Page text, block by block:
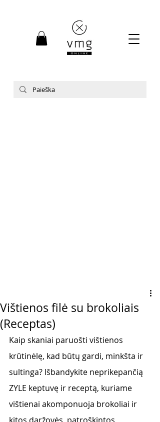
Vištienos filė su brokoliais
(Receptas)
Kaip skaniai paruošti vištienos
krūtinėlę, kad būtų gardi, minkšta ir
sultinga? Išbandykite neprikepančią
ZYLE keptuvę ir receptą, kuriame
vištienai akomponuoja brokoliai ir